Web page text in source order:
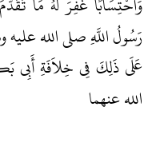
رَسُولُ اللَّهِ صلى الله
عَلَى ذَلِكَ فِي خِلاَفَةِ
الله عنهما‏